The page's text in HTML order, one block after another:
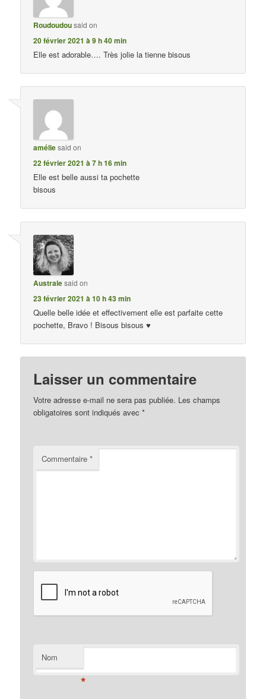
Roudoudousaid on
20 février 2021 à 9 h 40 min
Elle est adorable…. Très jolie la tienne bisous
améliesaid on
22 février 2021 à 7 h 16 min
Elle est belle aussi ta pochette
bisous
Australesaid on
23 février 2021 à 10 h 43 min
Quelle belle idée et effectivement elle est parfaite cette
pochette, Bravo ! Bisous bisous ♥
Laisser un commentaire
Votre adresse e-mail ne sera pas publiée. Les champs
obligatoires sont indiqués avec*
Commentaire*
Nom
*